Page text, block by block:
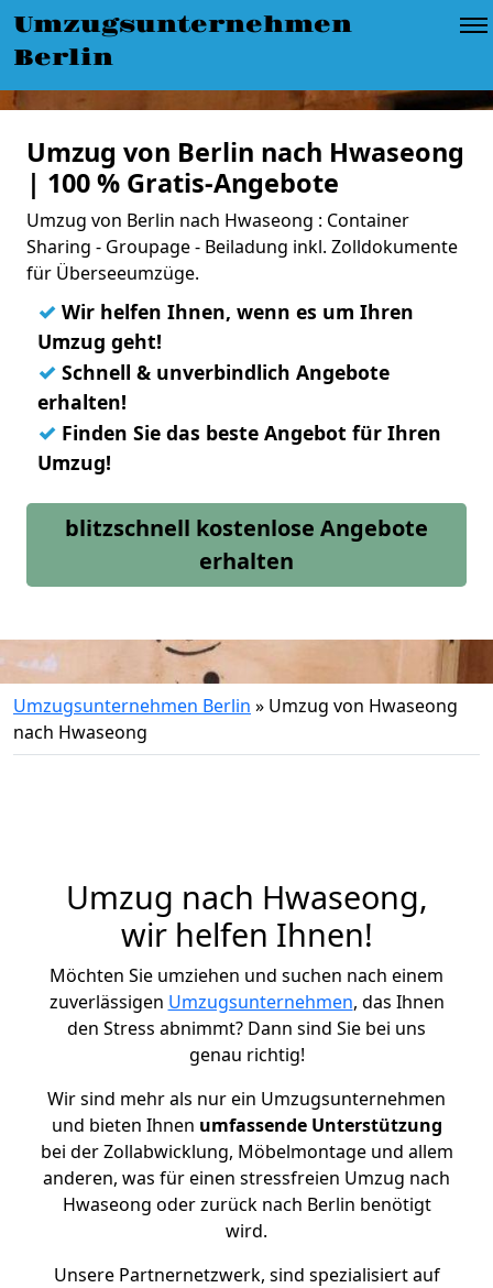
Umzugsunternehmen
Berlin
Umzug von Berlin nach Hwaseong
| 100 % Gratis-Angebote
Umzug von Berlin nach Hwaseong : Container
Sharing - Groupage - Beiladung inkl. Zolldokumente
für Überseeumzüge.
✓ Wir helfen Ihnen, wenn es um Ihren
Umzug geht!
✓ Schnell & unverbindlich Angebote
erhalten!
✓ Finden Sie das beste Angebot für Ihren
Umzug!
blitzschnell kostenlose Angebote
erhalten
Umzugsunternehmen Berlin » Umzug von Hwaseong
nach Hwaseong
Umzug nach Hwaseong,
wir helfen Ihnen!
Möchten Sie umziehen und suchen nach einem
zuverlässigen Umzugsunternehmen, das Ihnen
den Stress abnimmt? Dann sind Sie bei uns
genau richtig!
Wir sind mehr als nur ein Umzugsunternehmen
und bieten Ihnen umfassende Unterstützung
bei der Zollabwicklung, Möbelmontage und allem
anderen, was für einen stressfreien Umzug nach
Hwaseong oder zurück nach Berlin benötigt
wird.
Unsere Partnernetzwerk, sind spezialisiert auf